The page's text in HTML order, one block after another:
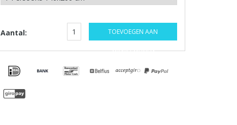
Aantal: TOEVOEGEN AAN
WINKELWAGEN